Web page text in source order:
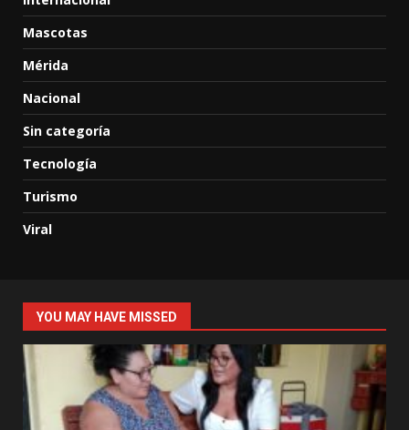
Mascotas
Mérida
Nacional
Sin categoría
Tecnología
Turismo
Viral
YOU MAY HAVE MISSED